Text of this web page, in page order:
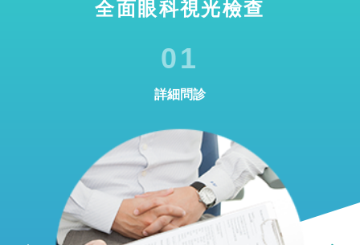
全面眼科視光檢查
01
詳細問診